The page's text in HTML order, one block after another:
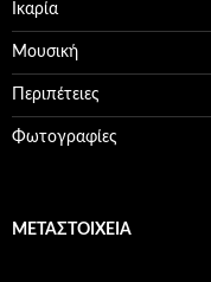
Ικαρία
Μουσική
Περιπέτειες
Φωτογραφίες
ΜΕΤΑΣΤΟΙΧΕΊΑ